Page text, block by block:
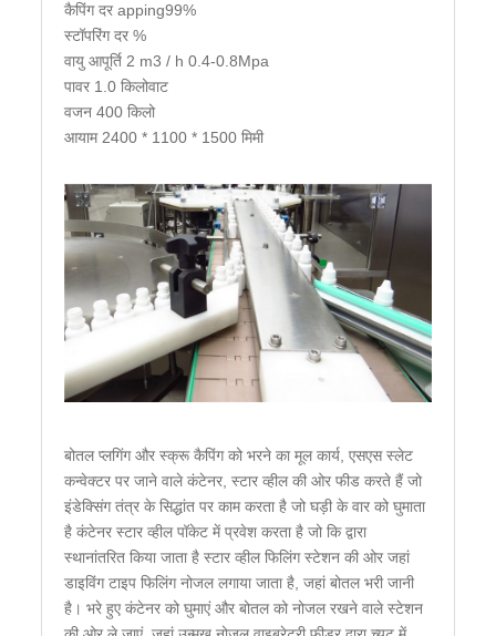
कैपिंग दर apping99%
स्टॉपरिंग दर %
वायु आपूर्ति 2 m3 / h 0.4-0.8Mpa
पावर 1.0 किलोवाट
वजन 400 किलो
आयाम 2400 * 1100 * 1500 मिमी
बोतल प्लगिंग और स्क्रू कैपिंग को भरने का मूल कार्य, एसएस स्लेट
कन्वेक्टर पर जाने वाले कंटेनर, स्टार व्हील की ओर फीड करते हैं जो
इंडेक्सिंग तंत्र के सिद्धांत पर काम करता है जो घड़ी के वार को घुमाता
है कंटेनर स्टार व्हील पॉकेट में प्रवेश करता है जो कि द्वारा
स्थानांतरित किया जाता है स्टार व्हील फिलिंग स्टेशन की ओर जहां
डाइविंग टाइप फिलिंग नोजल लगाया जाता है, जहां बोतल भरी जानी
है। भरे हुए कंटेनर को घुमाएं और बोतल को नोजल रखने वाले स्टेशन